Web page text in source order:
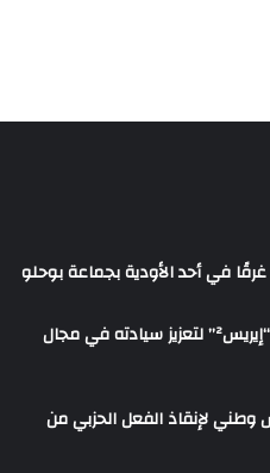
في أحد الأودية بجماعة بوحلو
الاتحاد الأوروبي يسرّع نشر شبكة “إيريس²” لتعزيز سيادته في مجال
لإنقاذ الفعل الحزبي من